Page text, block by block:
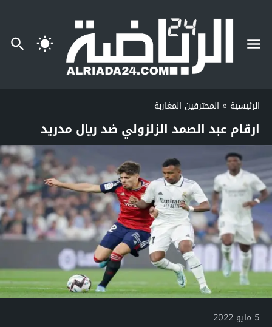
الرئيسية » المحترفين المغاربة
ارقام عبد الصمد الزلزولي ضد ريال مدريد
5 مايو 2022